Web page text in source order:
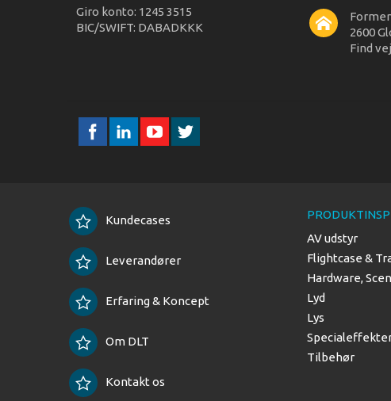
Giro konto: 1245 3515
BIC/SWIFT: DABADKKK
2600
Find vej
Kundecases
Leverandører
Erfaring & Koncept
Om DLT
Kontakt os
AV udstyr
Flightcase &
Hardware,
Lyd
Lys
Tilbehør